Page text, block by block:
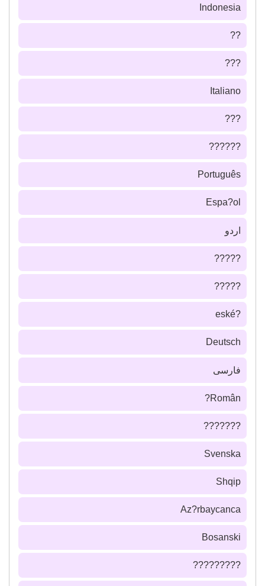
Indonesia
??
???
Italiano
???
??????
Português
Espa?ol
اردو
?????
?????
?eské
Deutsch
فارسى
Român?
???????
Svenska
Shqip
Az?rbaycanca
Bosanski
?????????